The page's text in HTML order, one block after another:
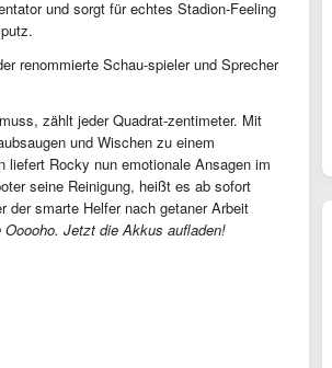
und sorgt für echtes Stadion-Feeling
renommierte Schau-spieler und Sprecher
zählt jeder Quadrat-zentimeter. Mit
und Wischen zu einem
Rocky nun emotionale Ansagen im
seine Reinigung, heißt es ab sofort
der smarte Helfer nach getaner Arbeit
Ooooho. Jetzt die Akkus aufladen!